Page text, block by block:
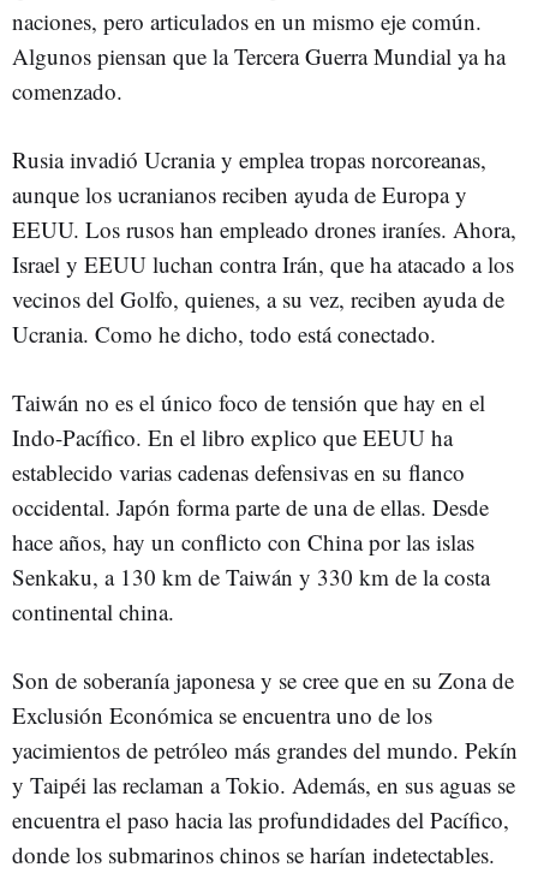
naciones, pero articulados en un mismo eje común.
Algunos piensan que la Tercera Guerra Mundial ya ha
comenzado.
Rusia invadió Ucrania y emplea tropas norcoreanas,
aunque los ucranianos reciben ayuda de Europa y
EEUU. Los rusos han empleado drones iraníes. Ahora,
Israel y EEUU luchan contra Irán, que ha atacado a los
vecinos del Golfo, quienes, a su vez, reciben ayuda de
Ucrania. Como he dicho, todo está conectado.
Taiwán no es el único foco de tensión que hay en el
Indo-Pacífico. En el libro explico que EEUU ha
establecido varias cadenas defensivas en su flanco
occidental. Japón forma parte de una de ellas. Desde
hace años, hay un conflicto con China por las islas
Senkaku, a 130 km de Taiwán y 330 km de la costa
continental china.
Son de soberanía japonesa y se cree que en su Zona de
Exclusión Económica se encuentra uno de los
yacimientos de petróleo más grandes del mundo. Pekín
y Taipéi las reclaman a Tokio. Además, en sus aguas se
encuentra el paso hacia las profundidades del Pacífico,
donde los submarinos chinos se harían indetectables.